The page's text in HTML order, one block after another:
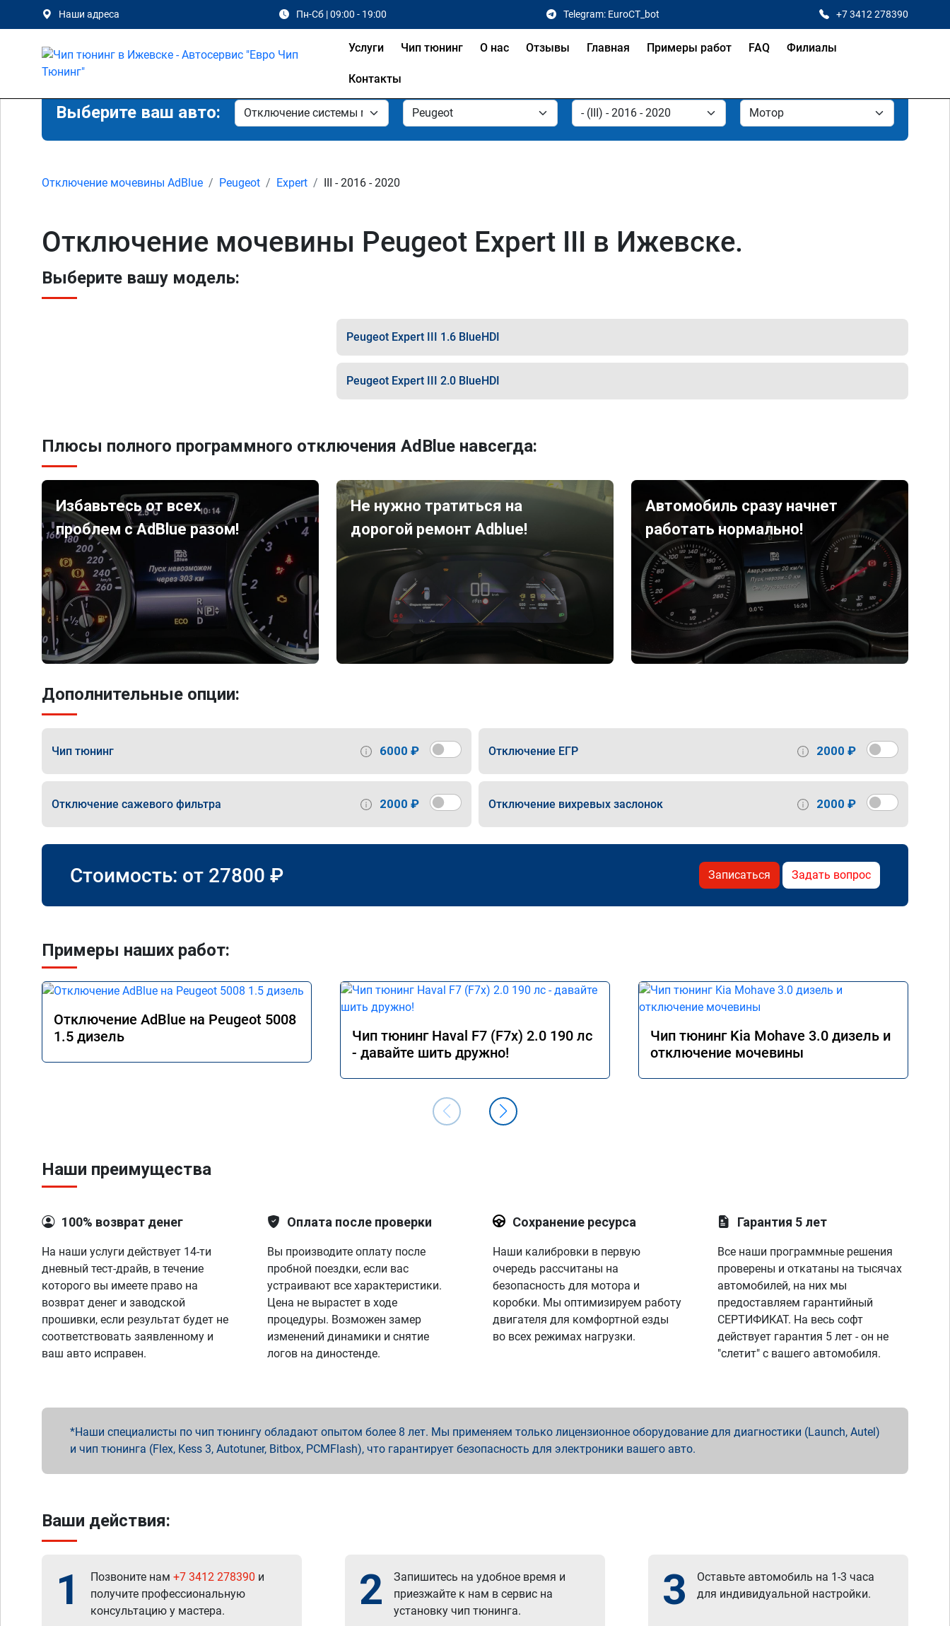
Наши адреса Пн-Сб | 09:00 - 19:00 Telegram: EuroCT_bot +7 3412 278390
Услуги Чип тюнинг О нас Отзывы Главная Примеры работ FAQ Филиалы
Контакты
Выберите ваш авто:
Отключение мочевины AdBlue Peugeot Expert III - 2016 - 2020
Отключение мочевины Peugeot Expert III в Ижевске.
Выберите вашу модель:
Peugeot Expert III 1.6 BlueHDI
Peugeot Expert III 2.0 BlueHDI
Плюсы полного программного отключения AdBlue навсегда:
Избавьтесь от всех
проблем с AdBlue разом!
Не нужно тратиться на
дорогой ремонт Adblue!
Автомобиль сразу начнет
работать нормально!
Дополнительные опции:
Чип тюнинг 6000 ₽ Отключение ЕГР 2000 ₽
Отключение сажевого фильтра 2000 ₽ Отключение вихревых заслонок 2000 ₽
Стоимость: от 27800 ₽ Записаться Задать вопрос
Примеры наших работ:
Отключение AdBlue на Peugeot 5008
1.5 дизель
Чип тюнинг Haval F7 (F7x) 2.0 190 лс
- давайте шить дружно!
Чип тюнинг Kia Mohave 3.0 дизель и
отключение мочевины
Наши преимущества
100% возврат денег
На наши услуги действует 14-ти
дневный тест-драйв, в течение
которого вы имеете право на
возврат денег и заводской
прошивки, если результат будет не
соответствовать заявленному и
ваш авто исправен.
Оплата после проверки
Вы производите оплату после
пробной поездки, если вас
устраивают все характеристики.
Цена не вырастет в ходе
процедуры. Возможен замер
изменений динамики и снятие
логов на диностенде.
Сохранение ресурса
Наши калибровки в первую
очередь рассчитаны на
безопасность для мотора и
коробки. Мы оптимизируем работу
двигателя для комфортной езды
во всех режимах нагрузки.
Гарантия 5 лет
Все наши программные решения
проверены и откатаны на тысячах
автомобилей, на них мы
предоставляем гарантийный
СЕРТИФИКАТ. На весь софт
действует гарантия 5 лет - он не
"слетит" с вашего автомобиля.
Наши специалисты по чип тюнингу обладают опытом более 8 лет. Мы применяем только лицензионное оборудование для диагностики (Launch, Autel)
и чип тюнинга (Flex, Kess 3, Autotuner, Bitbox, PCMFlash), что гарантирует безопасность для электроники вашего авто.
Ваши действия:
1 Позвоните нам +7 3412 278390 и
получите профессиональную
консультацию у мастера.
2
Запишитесь на удобное время и
приезжайте к нам в сервис на
установку чип тюнинга.
3
Оставьте автомобиль на 1-3 часа
для индивидуальной настройки.